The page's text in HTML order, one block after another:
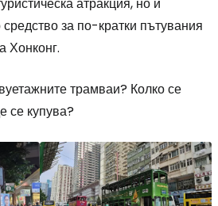
за по-кратки пътувания
Хонконг.
трамваи? Колко се
се купува?